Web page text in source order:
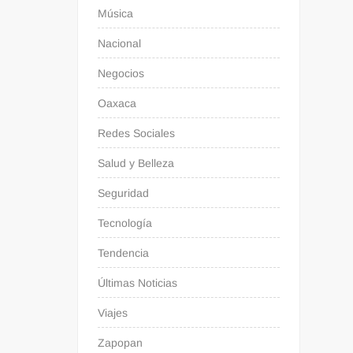
Música
Nacional
Negocios
Oaxaca
Redes Sociales
Salud y Belleza
Seguridad
Tecnología
Tendencia
Últimas Noticias
Viajes
Zapopan